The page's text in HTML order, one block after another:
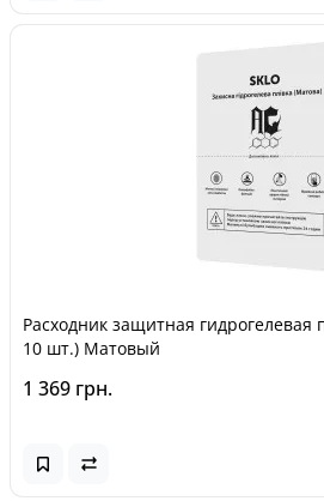
Расходник защитная гидрогелевая
10 шт.) Матовый
1 369 грн.